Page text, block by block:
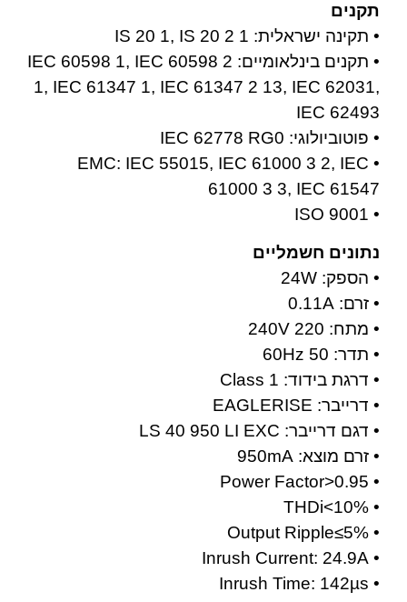
תקנים
• תקינה ישראלית: IS 20 1, IS 20 2 1
• תקנים בינלאומיים: IEC 60598 1, IEC 60598 2
1, IEC 61347 1, IEC 61347 2 13, IEC 62031,
IEC 62493
• פוטוביולוגי: IEC 62778 RG0
• EMC: IEC 55015, IEC 61000 3 2, IEC
61000 3 3, IEC 61547
• ISO 9001
נתונים חשמליים
• הספק: 24W
• זרם: 0.11A
• מתח: 220 240V
• תדר: 50 60Hz
• דרגת בידוד: Class 1
• דרייבר: EAGLERISE
• דגם דרייבר: LS 40 950 LI EXC
• זרם מוצא: 950mA
• Power Factor>0.95
• THDi<10%
• Output Ripple≤5%
• Inrush Current: 24.9A
• Inrush Time: 142µs